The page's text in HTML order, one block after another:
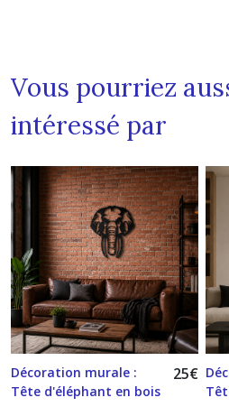
Vous pourriez
intéressé par
Décoration murale :
Tête d'éléphant en bois
25€